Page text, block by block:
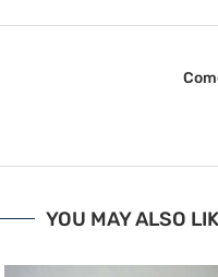
YOU MAY ALSO